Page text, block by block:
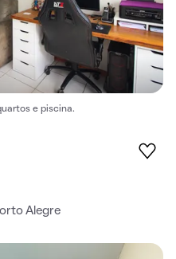
e piscina.
Alegre